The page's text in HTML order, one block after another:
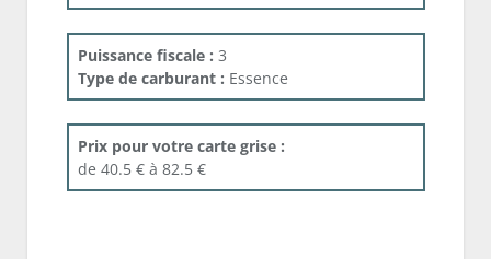
Puissance fiscale : 3
Type de carburant : Essence
Prix pour votre carte grise :
de 40.5 € à 82.5 €